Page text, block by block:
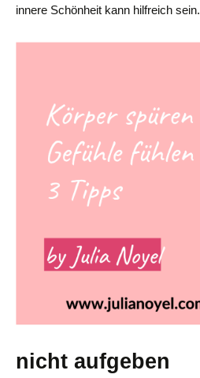
innere Schönheit kann hilfreich sein.
nicht aufgeben